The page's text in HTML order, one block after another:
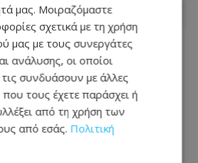
μας. Μοιραζόμαστε
σχετικά με τη χρήση
μας με τους συνεργάτες
ανάλυσης, οι οποίοι
συνδυάσουν με άλλες
τους έχετε παράσχει ή
από τη χρήση των
από εσάς. Πολιτική